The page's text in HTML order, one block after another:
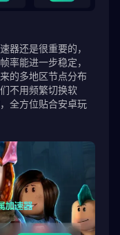
器还是很重要的，
率能进一步稳定，
的多地区节点分布
不用频繁切换软
全方位贴合安卓玩